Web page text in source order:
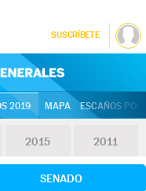
SUSCRÍBETE
2019 MAPA ESCAÑOS
2015 2011
SENADO